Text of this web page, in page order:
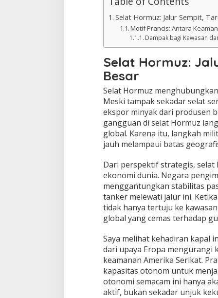
Selat Hormuz: Jalur Sempit,
Motif Prancis: Antara
Dampak bagi Kawasan
Selat Hormuz:
Besar
Selat Hormuz
Meski tampak sekadar selat
ekspor minyak dari produsen
gangguan di selat Hormuz
global. Karena itu, langkah
jauh melampaui batas
Dari perspektif strategis,
ekonomi dunia. Negara
menggantungkan stabilitas
tanker melewati jalur ini.
tidak hanya tertuju ke
global yang cemas terhadap
Saya melihat kehadiran kapal
dari upaya Eropa mengurangi
keamanan Amerika Serikat.
kapasitas otonom untuk
otonomi semacam ini hanya
aktif, bukan sekadar unjuk